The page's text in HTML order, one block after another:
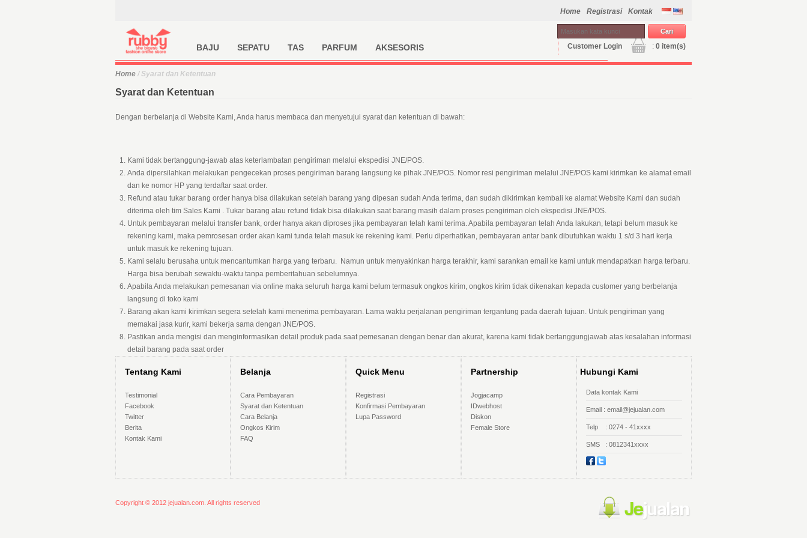
Home Registrasi Kontak
BAJU SEPATU TAS PARFUM AKSESORIS Customer Login : 0 item(s)
Home / Syarat dan Ketentuan
Syarat dan Ketentuan
Dengan berbelanja di Website Kami, Anda harus membaca dan menyetujui syarat dan ketentuan di bawah:
Kami tidak bertanggung-jawab atas keterlambatan pengiriman melalui ekspedisi JNE/POS.
Anda dipersilahkan melakukan pengecekan proses pengiriman barang langsung ke pihak JNE/POS. Nomor resi pengiriman melalui JNE/POS kami kirimkan ke alamat email
dan ke nomor HP yang terdaftar saat order.
Refund atau tukar barang order hanya bisa dilakukan setelah barang yang dipesan sudah Anda terima, dan sudah dikirimkan kembali ke alamat Website Kami dan sudah
diterima oleh tim Sales Kami . Tukar barang atau refund tidak bisa dilakukan saat barang masih dalam proses pengiriman oleh ekspedisi JNE/POS.
Untuk pembayaran melalui transfer bank, order hanya akan diproses jika pembayaran telah kami terima. Apabila pembayaran telah Anda lakukan, tetapi belum masuk ke
rekening kami, maka pemrosesan order akan kami tunda telah masuk ke rekening kami. Perlu diperhatikan, pembayaran antar bank dibutuhkan waktu 1 s/d 3 hari kerja
untuk masuk ke rekening tujuan.
Kami selalu berusaha untuk mencantumkan harga yang terbaru. Namun untuk menyakinkan harga terakhir, kami sarankan email ke kami untuk mendapatkan harga terbaru.
Harga bisa berubah sewaktu-waktu tanpa pemberitahuan sebelumnya.
Apabila Anda melakukan pemesanan via online maka seluruh harga kami belum termasuk ongkos kirim, ongkos kirim tidak dikenakan kepada customer yang berbelanja
langsung di toko kami
Barang akan kami kirimkan segera setelah kami menerima pembayaran. Lama waktu perjalanan pengiriman tergantung pada daerah tujuan. Untuk pengiriman yang
memakai jasa kurir, kami bekerja sama dengan JNE/POS.
Pastikan anda mengisi dan menginformasikan detail produk pada saat pemesanan dengan benar dan akurat, karena kami tidak bertanggungjawab atas kesalahan informasi
detail barang pada saat order
Tentang Kami
Testimonial
Facebook
Twitter
Berita
Kontak Kami
Belanja
Cara Pembayaran
Syarat dan Ketentuan
Cara Belanja
Ongkos Kirim
FAQ
Quick Menu
Registrasi
Konfirmasi Pembayaran
Lupa Password
Partnership
Jogjacamp
IDwebhost
Diskon
Female Store
Hubungi Kami
Data kontak Kami
Email : email@jejualan.com
Telp : 0274 - 41xxxx
SMS : 0812341xxxx
Copyright © 2012 jejualan.com. All rights reserved